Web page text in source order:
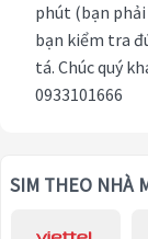
phút (bạn
bạn kiểm tra
tá. Chúc quý
0933101666
SIM THEO NHÀ